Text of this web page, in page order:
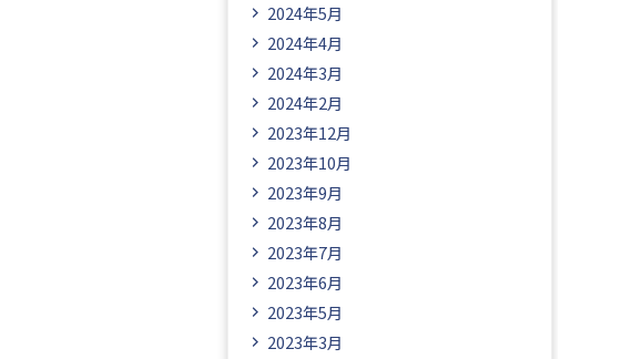
2024年5月
2024年4月
2024年3月
2024年2月
2023年12月
2023年10月
2023年9月
2023年8月
2023年7月
2023年6月
2023年5月
2023年3月